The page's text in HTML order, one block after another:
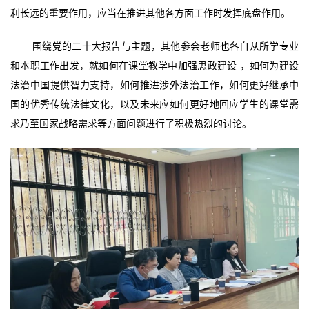
利长远的重要作用，应当在推进其他各方面工作时发挥底盘作用。
围绕党的二十大报告与主题，其他参会老师也各自从所学专业
和本职工作出发，就如何在课堂教学中加强思政建设 ，如何为建设
法治中国提供智力支持，如何推进涉外法治工作，如何更好继承中
国的优秀传统法律文化，以及未来应如何更好地回应学生的课堂需
求乃至国家战略需求等方面问题进行了积极热烈的讨论。